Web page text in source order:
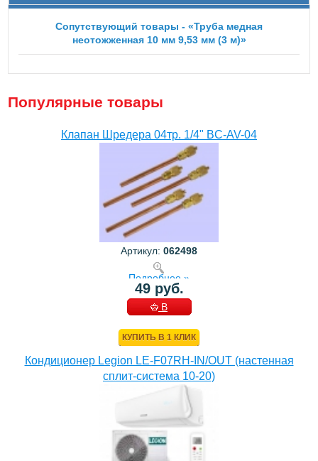
Сопутствующий товары - «Труба медная
неотожженная 10 мм 9,53 мм (3 м)»
Популярные товары
Клапан Шредера 04тр. 1/4" BC-AV-04
Артикул: 062498
Подробнее »
49 руб.
В
КУПИТЬ В 1 КЛИК
Кондиционер Legion LE-F07RH-IN/OUT (настенная
сплит-система 10-20)